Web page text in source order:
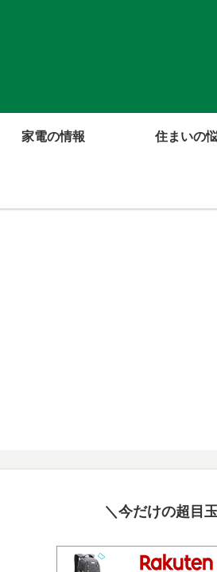
家電の情報 住まいの
＼今だけの超目